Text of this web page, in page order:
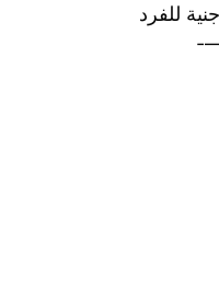
جنية للفرد